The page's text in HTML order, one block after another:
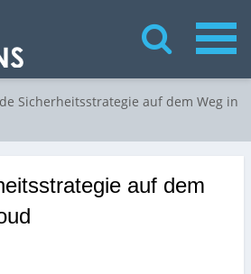
Sicherheitsstrategie auf dem Weg in
auf dem